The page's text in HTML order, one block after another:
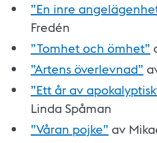
”En inre
Fredén
”Tomhet och ömhet”
”Artens överlevnad”
”Ett år av
Linda Spåman
”Våran pojke” av